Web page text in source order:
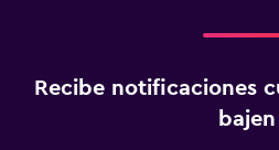
Recibe notificaciones
bajen